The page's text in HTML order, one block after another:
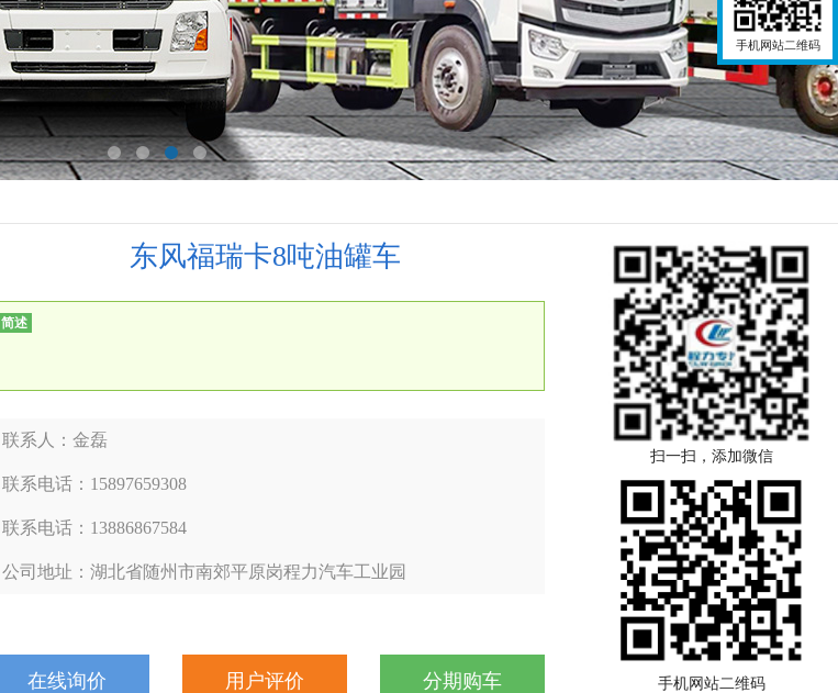
东风福瑞卡8吨油罐车
简述
联系人：金磊
联系电话：15897659308
联系电话：13886867584
公司地址：湖北省随州市南郊平原岗程力汽车工业园
在线询价 用户评价 分期购车
扫一扫，添加微信
手机网站二维码
手机网站二维码